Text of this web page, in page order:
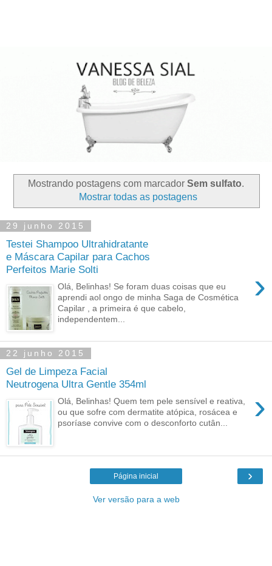
Mostrando postagens com marcador Sem sulfato.
Mostrar todas as postagens
29 junho 2015
Testei Shampoo Ultrahidratante
e Máscara Capilar para Cachos
Perfeitos Marie Solti
›
Olá, Belinhas! Se foram duas coisas que eu
aprendi aol ongo de minha Saga de Cosmética
Capilar , a primeira é que cabelo,
independentem...
22 junho 2015
Gel de Limpeza Facial
Neutrogena Ultra Gentle 354ml
›
Olá, Belinhas! Quem tem pele sensível e reativa,
ou que sofre com dermatite atópica, rosácea e
psoríase convive com o desconforto cutân...
›
Página inicial
Ver versão para a web